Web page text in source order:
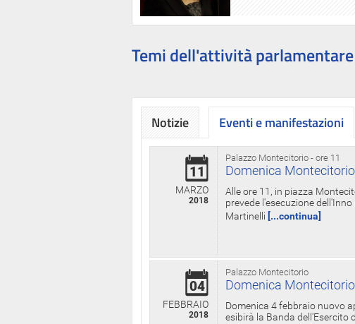
Temi dell'attività
Notizie Eventi e manifestazioni
Palazzo Montecitorio - ore 11
11
MARZO
2018
Domenica
Alle ore 11, in piazza
prevede l'esecuzione
Martinelli [...continua]
Palazzo Montecitorio
04
FEBBRAIO
2018
Domenica
Domenica 4 febbraio nuovo
esibirà la Banda dell'Esercito